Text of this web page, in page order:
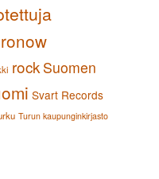
rock Suomen
Svart Records
Turun kaupunginkirjasto